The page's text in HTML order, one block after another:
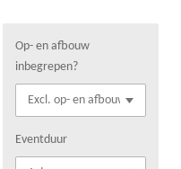
Op- en afbouw
inbegrepen?
Eventduur